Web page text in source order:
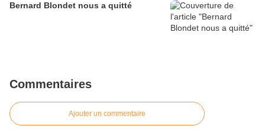
Bernard Blondet nous a quitté
Commentaires
Ajouter un commentaire